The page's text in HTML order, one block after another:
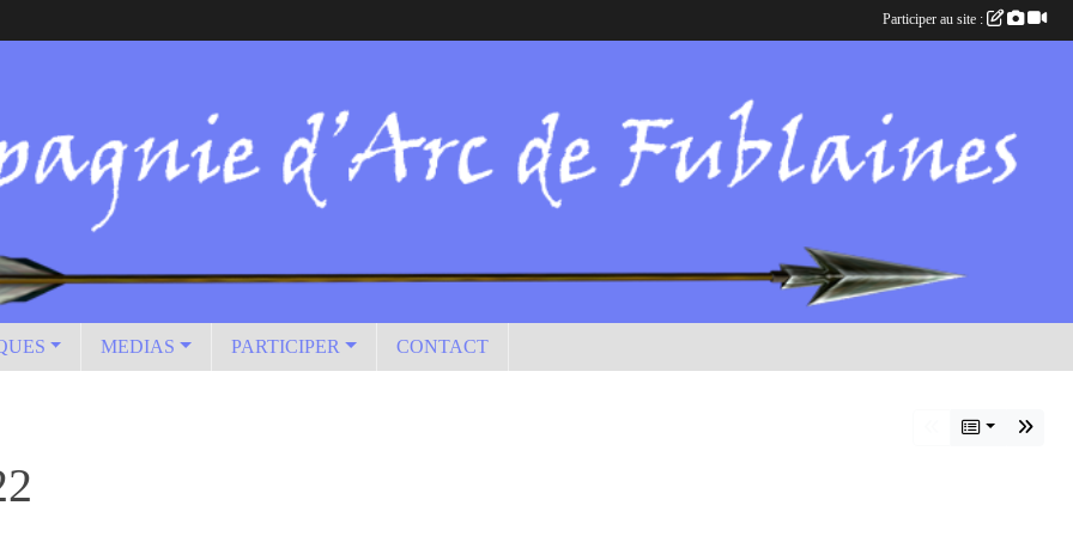
MEDIAS PARTICIPER CONTACT
Participer au site :